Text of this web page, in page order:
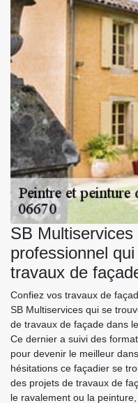
SB
professionnel
travaux de
Confiez vos travaux de
SB Multiservices qui se
de travaux de façade dans
Ce dernier a suivi des
pour devenir le meilleur
hésitations ce façadier se
des projets de travaux de
le ravalement ou la